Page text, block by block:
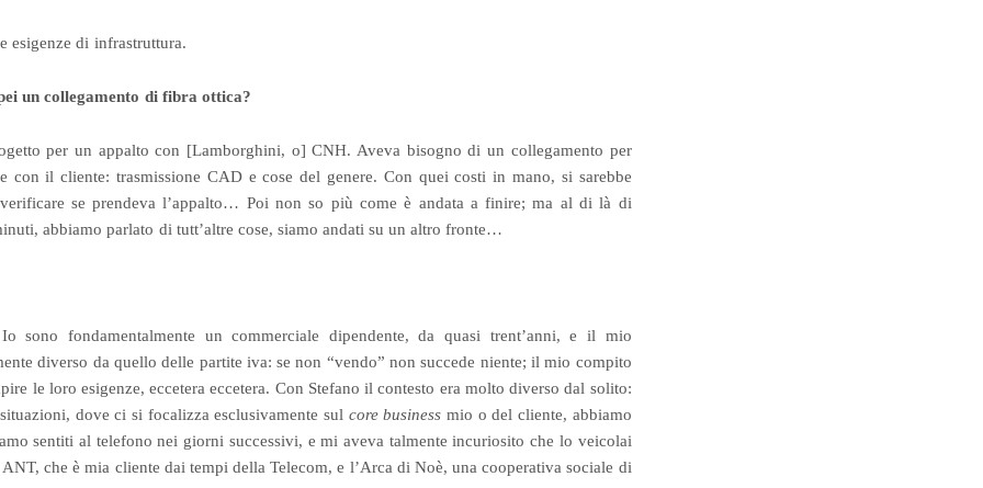
esigenze di infrastruttura.
un collegamento di fibra ottica?
per un appalto con [Lamborghini, o] CNH. Aveva bisogno di un collegamento per
con il cliente: trasmissione CAD e cose del genere. Con quei costi in mano, si sarebbe
se prendeva l’appalto… Poi non so più come è andata a finire; ma al di là di
abbiamo parlato di tutt’altre cose, siamo andati su un altro fronte…
sono fondamentalmente un commerciale dipendente, da quasi trent’anni, e il mio
diverso da quello delle partite iva: se non “vendo” non succede niente; il mio compito
le loro esigenze, eccetera eccetera. Con Stefano il contesto era molto diverso dal solito:
dove ci si focalizza esclusivamente sul core business mio o del cliente, abbiamo
sentiti al telefono nei giorni successivi, e mi aveva talmente incuriosito che lo veicolai
che è mia cliente dai tempi della Telecom, e l’Arca di Noè, una cooperativa sociale di